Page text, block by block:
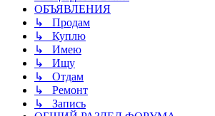
ОБЪЯВЛЕНИЯ
↳ Продам
↳ Куплю
↳ Имею
↳ Ищу
↳ Отдам
↳ Ремонт
↳ Запись